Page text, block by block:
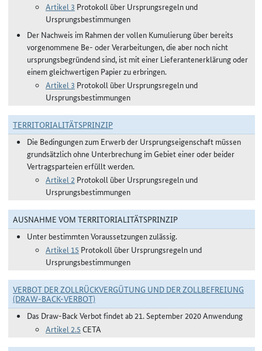
Artikel 3 Protokoll über Ursprungsregeln und
Ursprungsbestimmungen
Der Nachweis im Rahmen der vollen Kumulierung über bereits
vorgenommene Be- oder Verarbeitungen, die aber noch nicht
ursprungsbegründend sind, ist mit einer Lieferantenerklärung oder
einem gleichwertigen Papier zu erbringen.
Artikel 3 Protokoll über Ursprungsregeln und
Ursprungsbestimmungen
TERRITORIALITÄTSPRINZIP
Die Bedingungen zum Erwerb der Ursprungseigenschaft müssen
grundsätzlich ohne Unterbrechung im Gebiet einer oder beider
Vertragsparteien erfüllt werden.
Artikel 2 Protokoll über Ursprungsregeln und
Ursprungsbestimmungen
AUSNAHME VOM TERRITORIALITÄTSPRINZIP
Unter bestimmten Voraussetzungen zulässig.
Artikel 15 Protokoll über Ursprungsregeln und
Ursprungsbestimmungen
VERBOT DER ZOLLRÜCKVERGÜTUNG UND DER ZOLLBEFREIUNG
(DRAW-BACK-VERBOT)
Das Draw-Back Verbot findet ab 21. September 2020 Anwendung
Artikel 2.5 CETA